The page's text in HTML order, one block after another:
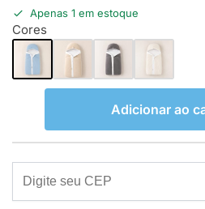
Apenas 1 em estoque
Cores
Adicionar ao